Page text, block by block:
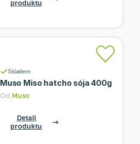
produktu
Skladem
Muso Miso hatcho sója 400g
Od Muso
Detail
produktu